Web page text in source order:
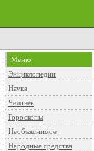
Меню
Энциклопедии
Наука
Человек
Гороскопы
Необъяснимое
Народные средства